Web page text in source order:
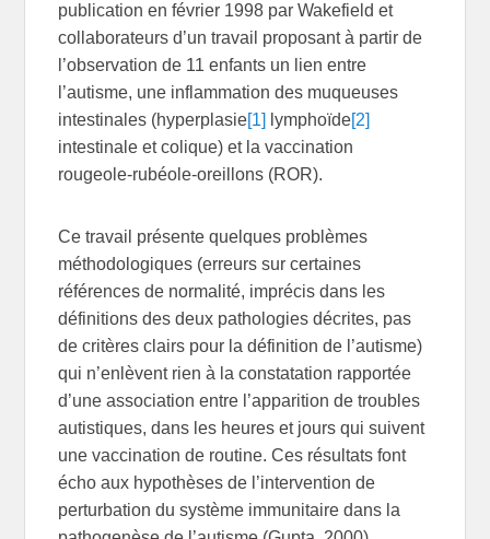
publication en février 1998 par Wakefield et
collaborateurs d’un travail proposant à partir de
l’observation de 11 enfants un lien entre
l’autisme, une inflammation des muqueuses
intestinales (hyperplasie[1] lymphoïde[2]
intestinale et colique) et la vaccination
rougeole-rubéole-oreillons (ROR).
Ce travail présente quelques problèmes
méthodologiques (erreurs sur certaines
références de normalité, imprécis dans les
définitions des deux pathologies décrites, pas
de critères clairs pour la définition de l’autisme)
qui n’enlèvent rien à la constatation rapportée
d’une association entre l’apparition de troubles
autistiques, dans les heures et jours qui suivent
une vaccination de routine. Ces résultats font
écho aux hypothèses de l’intervention de
perturbation du système immunitaire dans la